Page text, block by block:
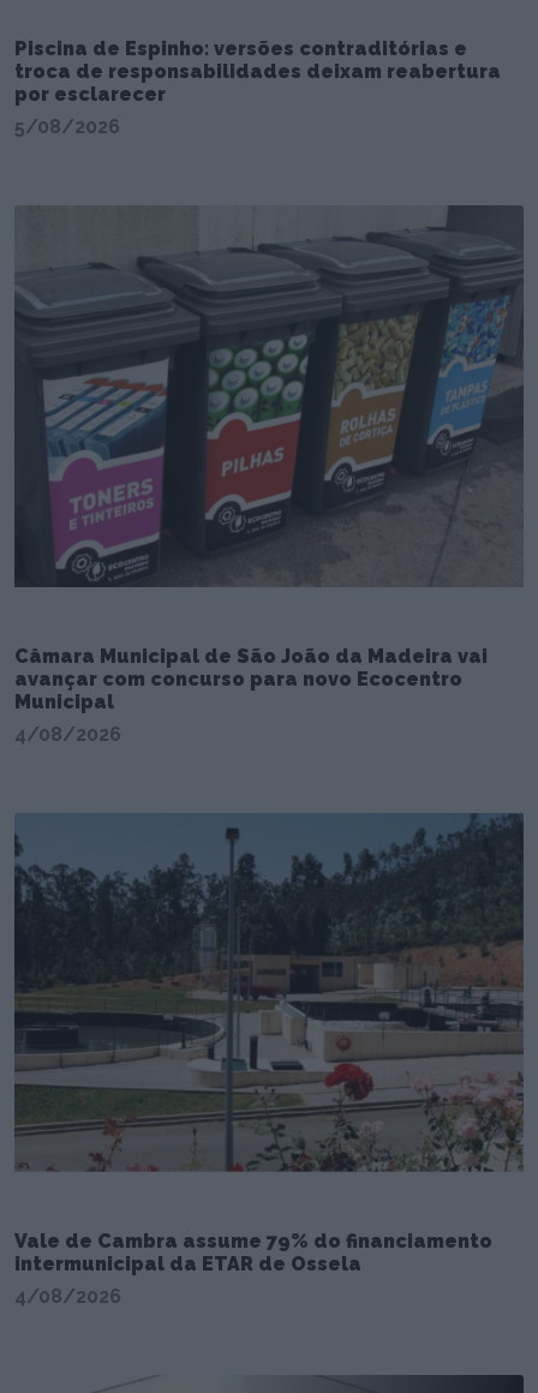
Piscina de Espinho: versões contraditórias e
troca de responsabilidades deixam reabertura
por esclarecer
5/08/2026
Câmara Municipal de São João da Madeira vai
avançar com concurso para novo Ecocentro
Municipal
4/08/2026
Vale de Cambra assume 79% do financiamento
intermunicipal da ETAR de Ossela
4/08/2026